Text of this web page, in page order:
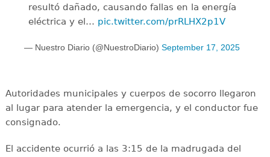
resultó dañado, causando fallas en la energía
eléctrica y el… pic.twitter.com/prRLHX2p1V
— Nuestro Diario (@NuestroDiario) September 17, 2025
Autoridades municipales y cuerpos de socorro llegaron
al lugar para atender la emergencia, y el conductor fue
consignado.
El accidente ocurrió a las 3:15 de la madrugada del